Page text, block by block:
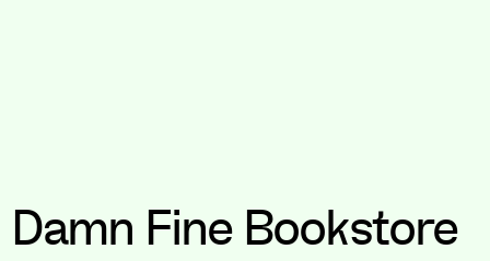
Damn Fine Bookstore